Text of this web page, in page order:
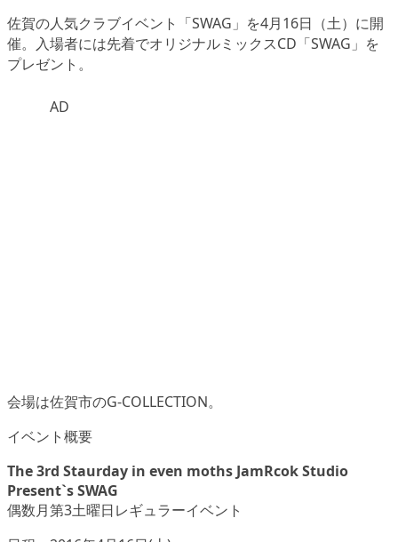
佐賀の人気クラブイベント「SWAG」を4月16日（土）に開
催。入場者には先着でオリジナルミックスCD「SWAG」を
プレゼント。
AD
会場は佐賀市のG-COLLECTION。
イベント概要
The 3rd Staurday in even moths JamRcok Studio
Present`s SWAG
偶数月第3土曜日レギュラーイベント